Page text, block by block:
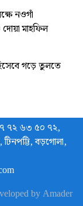
নওগাঁ
মাহফিল
গড়ে তুলতে
৭২ ৬৩ ৫০ ৭২,
টিনপট্টি, বড়গোলা,
by Amader